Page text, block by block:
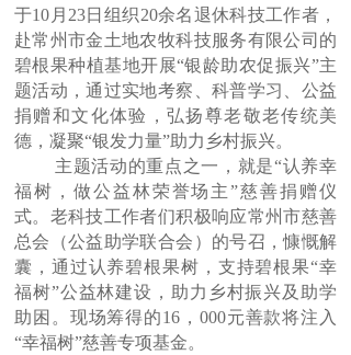
于10 月 23日组织20余名退休科技工作者，
赴常州市金土地农牧科技服务有限公司的
碧根果种植基地开展“银龄助农促振兴”主
题活动，通过实地考察、科普学习、公益
捐赠和文化体验，弘扬尊老敬老传统美
德，凝聚“银发力量”助力乡村振兴。
主题活动的重点之一，就是“认养幸
福树，做公益林荣誉场主”慈善捐赠仪
式。老科技工作者们积极响应常州市慈善
总会（公益助学联合会）的号召，慷慨解
囊，通过认养碧根果树，支持碧根果“幸
福树”公益林建设，助力乡村振兴及助学
助困。现场筹得的16 ， 000元善款将注入
“幸福树”慈善专项基金。